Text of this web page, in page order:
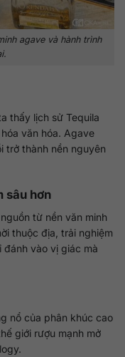
agave và hành trình
thấy lịch sử Tequila
văn hóa. Agave
trở thành nền nguyên
sâu hơn
từ nền văn minh
thuộc địa, trải nghiệm
đánh vào vị giác mà
nổ của phân khúc cao
giới rượu mạnh mở